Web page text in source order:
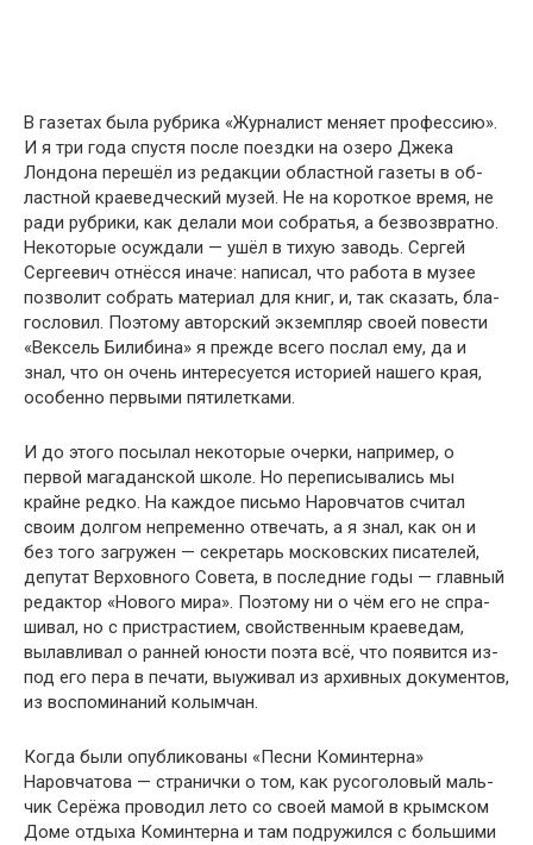
В газетах была рубрика «Журналист меняет профес­сию».
И я три года спустя после поездки на озеро Джека
Лондона перешёл из редакции областной газеты в об­
ластной краеведческий музей. Не на короткое время, не
ради рубрики, как делали мои собратья, а безвозвратно.
Некоторые осуждали — ушёл в тихую заводь. Сергей
Сергеевич отнёсся иначе: написал, что работа в музее
позволит собрать материал для книг, и, так сказать, бла­
гословил. Поэтому авторский экземпляр своей повести
«Вексель Билибина» я прежде всего послал ему, да и
знал, что он очень интересуется историей нашего края,
особенно первыми пятилетками.
И до этого посылал некоторые очерки, например, о
первой магаданской школе. Но переписывались мы
крайне редко. На каждое письмо Наровчатов считал
своим долгом непременно отвечать, а я знал, как он и
без того загружен — секретарь московских писателей,
депу­тат Верховного Совета, в последние годы — главный
редактор «Нового мира». Поэтому ни о чём его не спра­
шивал, но с пристрастием, свойственным краеведам,
вылавливал о ранней юности поэта всё, что появится из-
под его пера в печати, выуживал из архивных докумен­тов,
из воспоминаний колымчан.
Когда были опубликованы «Песни Коминтерна»
Наровчатова — странички о том, как русоголовый маль­
чик Серёжа проводил лето со своей мамой в крымском
Доме отдыха Коминтерна и там подружился с большими